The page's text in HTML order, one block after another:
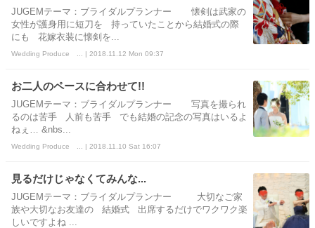
JUGEMテーマ：ブライダルプランナー 懐剣は武家の
女性が護身用に短刀を 持っていたことから結婚式の際
にも 花嫁衣装に懐剣を...
Wedding Produce ... | 2018.11.12 Mon 09:37
お二人のペースに合わせて!!
JUGEMテーマ：ブライダルプランナー 写真を撮られ
るのは苦手 人前も苦手 でも結婚の記念の写真はいるよ
ねぇ… &nbs...
Wedding Produce ... | 2018.11.10 Sat 16:07
見るだけじゃなくてみんな...
JUGEMテーマ：ブライダルプランナー 大切なご家
族や大切なお友達の 結婚式 出席するだけでワクワク楽
しいですよね ...